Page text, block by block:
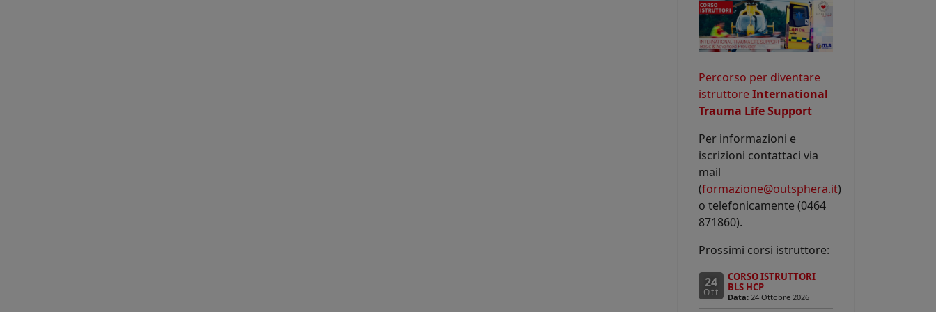
Percorso per diventare
istruttoreInternational
Trauma Life Support
Per informazioni e
iscrizioni contattaci via
mail
(formazione@outsphera.it)
o telefonicamente (0464
871860).
Prossimi corsi istruttore:
24
Ott
CORSO ISTRUTTORI
BLS HCP
Data: 24 Ottobre 2026